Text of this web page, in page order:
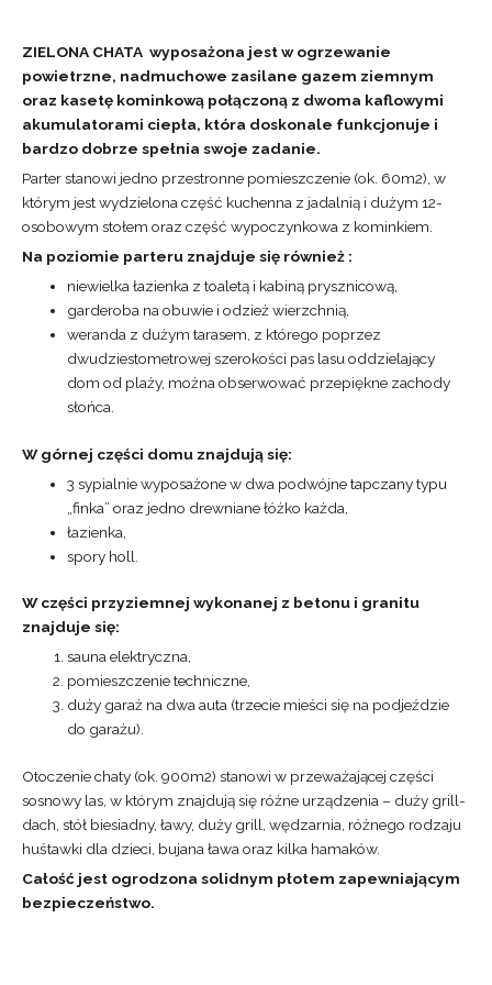
ZIELONA CHATA wyposażona jest w ogrzewanie
powietrzne, nadmuchowe zasilane gazem ziemnym
oraz kasetę kominkową połączoną z dwoma kaflowymi
akumulatorami ciepła, która doskonale funkcjonuje i
bardzo dobrze spełnia swoje zadanie.
Parter stanowi jedno przestronne pomieszczenie (ok. 60m2), w
którym jest wydzielona część kuchenna z jadalnią i dużym 12-
osobowym stołem oraz część wypoczynkowa z kominkiem.
Na poziomie parteru znajduje się również :
niewielka łazienka z toaletą i kabiną prysznicową,
garderoba na obuwie i odzież wierzchnią,
weranda z dużym tarasem, z którego poprzez
dwudziestometrowej szerokości pas lasu oddzielający
dom od plaży, można obserwować przepiękne zachody
słońca.
W górnej części domu znajdują się:
3 sypialnie wyposażone w dwa podwójne tapczany typu
„finka” oraz jedno drewniane łóżko każda,
łazienka,
spory holl.
W części przyziemnej wykonanej z betonu i granitu
znajduje się:
sauna elektryczna,
pomieszczenie techniczne,
duży garaż na dwa auta (trzecie mieści się na podjeździe
do garażu).
Otoczenie chaty (ok. 900m2) stanowi w przeważającej części
sosnowy las, w którym znajdują się różne urządzenia – duży grill-
dach, stół biesiadny, ławy, duży grill, wędzarnia, różnego rodzaju
huśtawki dla dzieci, bujana ława oraz kilka hamaków.
Całość jest ogrodzona solidnym płotem zapewniającym
bezpieczeństwo.